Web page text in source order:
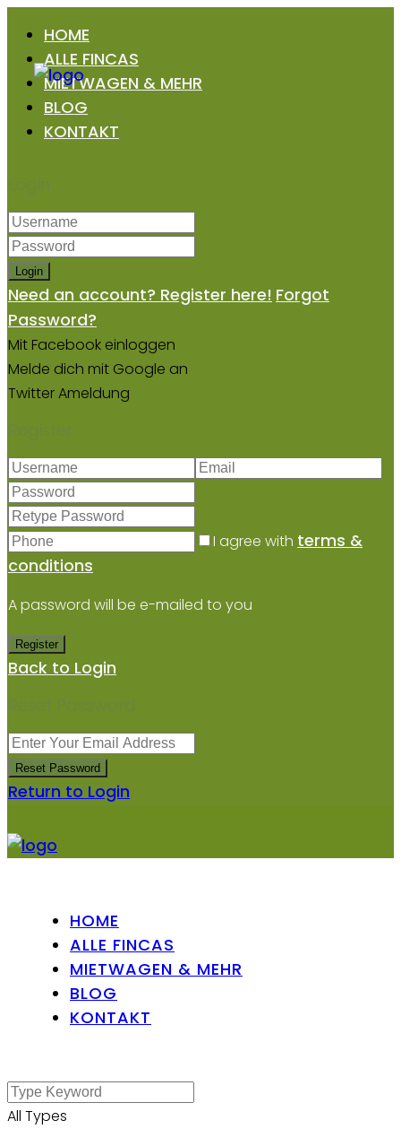
HOME
ALLE FINCAS
MIETWAGEN & MEHR
BLOG
KONTAKT
Login
Login
Need an account? Register here! Forgot
Password?
Mit Facebook einloggen
Melde dich mit Google an
Twitter Ameldung
Register
I agree with terms &
conditions
A password will be e-mailed to you
Register
Back to Login
Reset Password
Reset Password
Return to Login
HOME
ALLE FINCAS
MIETWAGEN & MEHR
BLOG
KONTAKT
All Types